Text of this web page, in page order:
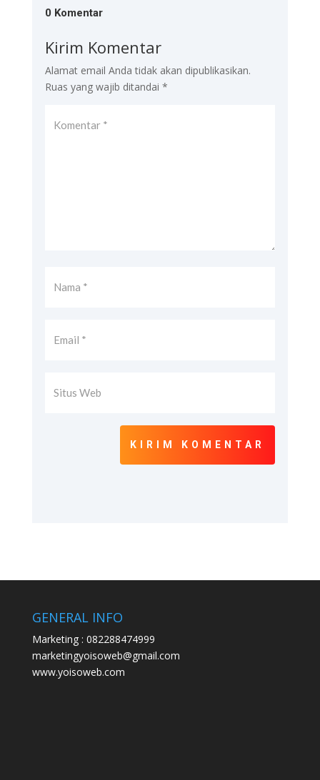
0 Komentar
Kirim Komentar
Alamat email Anda tidak akan dipublikasikan.
Ruas yang wajib ditandai *
KIRIM KOMENTAR
GENERAL INFO
Marketing : 082288474999
marketingyoisoweb@gmail.com
www.yoisoweb.com